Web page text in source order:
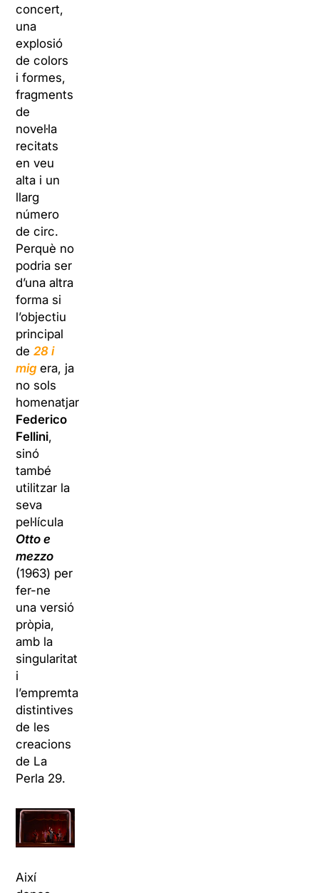
concert,
una
explosió
de colors
i formes,
fragments
de
novel·la
recitats
en veu
alta i un
llarg
número
de circ.
Perquè no
podria ser
d’una altra
forma si
l’objectiu
principal
de28 i
migera, ja
no sols
homenatjar
Federico
Fellini,
sinó
també
utilitzar la
seva
pel·lícula
Otto e
mezzo
(1963) per
fer-ne
una versió
pròpia,
amb la
singularitat
i
l’empremta
distintives
de les
creacions
de La
Perla 29.
Així